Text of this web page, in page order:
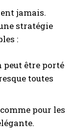
jamais.
stratégie
:
peut être porté
toutes
pour les